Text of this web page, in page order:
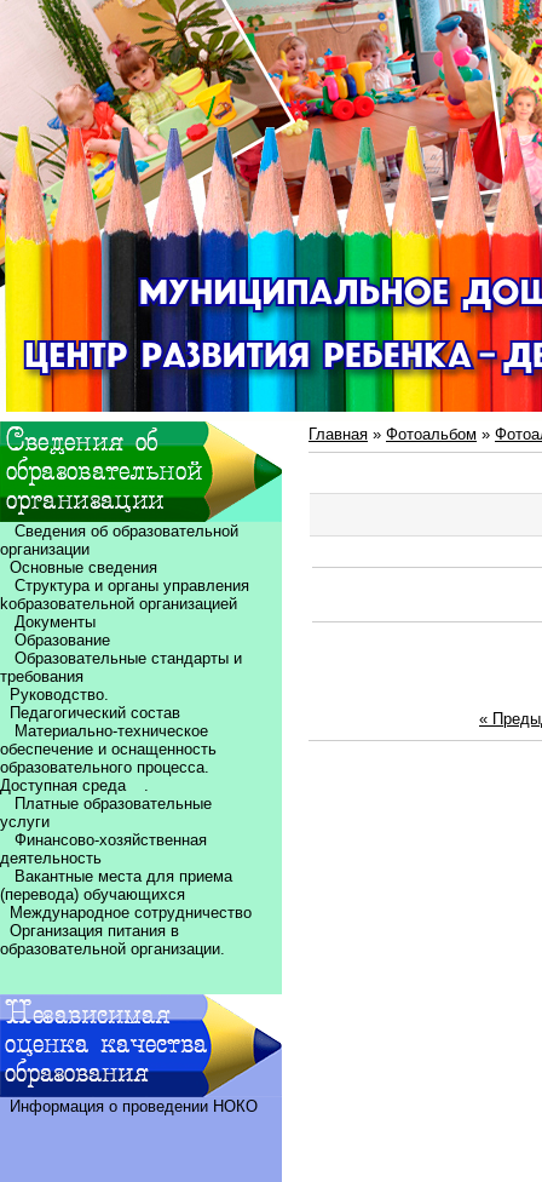
Сведения об образовательной
организации
Основные сведения
Структура и органы управления
kобразовательной организацией
Документы
Образование
Образовательные стандарты и
требования
Руководство.
Педагогический состав
Материально-техническое
обеспечение и оснащенность
образовательного процесса.
Доступная среда
.
Платные образовательные
услуги
Финансово-хозяйственная
деятельность
Вакантные места для приема
(перевода) обучающихся
Международное сотрудничество
Организация питания в
образовательной организации.
Информация о проведении НОКО
Главная » Фотоальбом »
«